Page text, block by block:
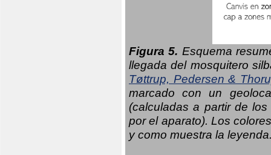
Figura 5. Esquema
llegada del mosquitero
Tøttrup, Pedersen &
marcado con un
(calculadas a partir de
por el aparato). Los
y como muestra la